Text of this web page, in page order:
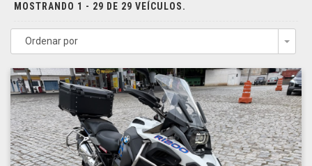
MOSTRANDO 1 - 29 DE 29 VEÍCULOS.
Ordenar por